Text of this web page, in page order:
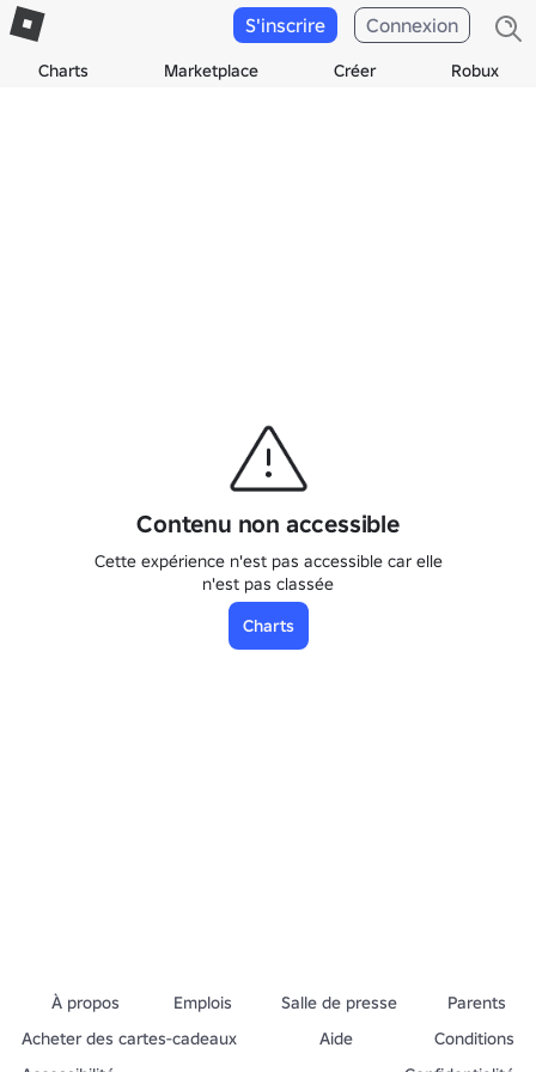
Charts Marketplace Créer Robux
S'inscrire Connexion
Contenu non accessible
Cette expérience n'est pas accessible car elle
n'est pas classée
Charts
À propos Emplois Salle de presse
Parents
Acheter des cartes-cadeaux
Aide
Conditions